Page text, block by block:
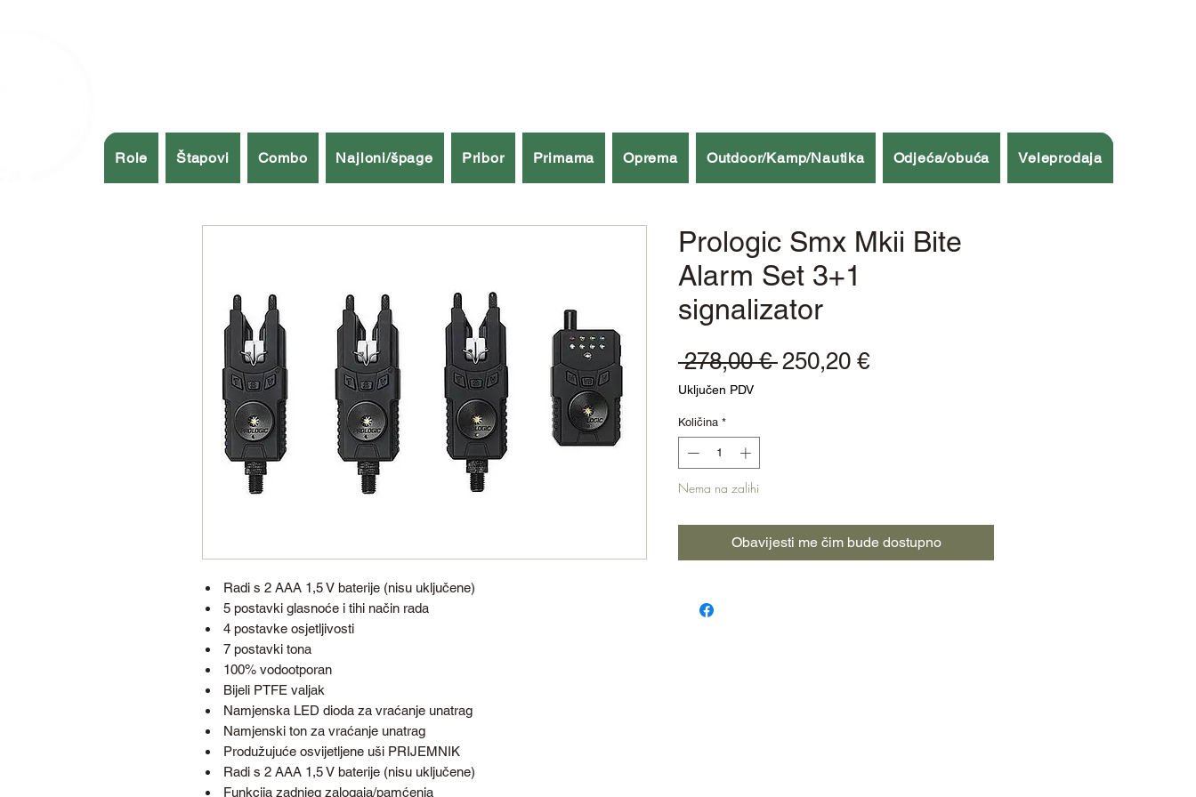
Role Štapovi Combo Najloni/špage Pribor Primama Oprema Outdoor/Kamp/Nautika Odjeća/obuća Veleprodaja
Radi s 2 AAA 1,5 V baterije (nisu uključene)
5 postavki glasnoće i tihi način rada
4 postavke osjetljivosti
7 postavki tona
100% vodootporan
Bijeli PTFE valjak
Namjenska LED dioda za vraćanje unatrag
Namjenski ton za vraćanje unatrag
Produžujuće osvijetljene uši PRIJEMNIK
Radi s 2 AAA 1,5 V baterije (nisu uključene)
Funkcija zadnjeg zalogaja/pamćenja
Prologic Smx Mkii Bite
Alarm Set 3+1
signalizator
278,00 € Redovna
250,20 €Cijena
Uključen PDV
Količina *
Nema na zalihi
Obavijesti me čim bude dostupno